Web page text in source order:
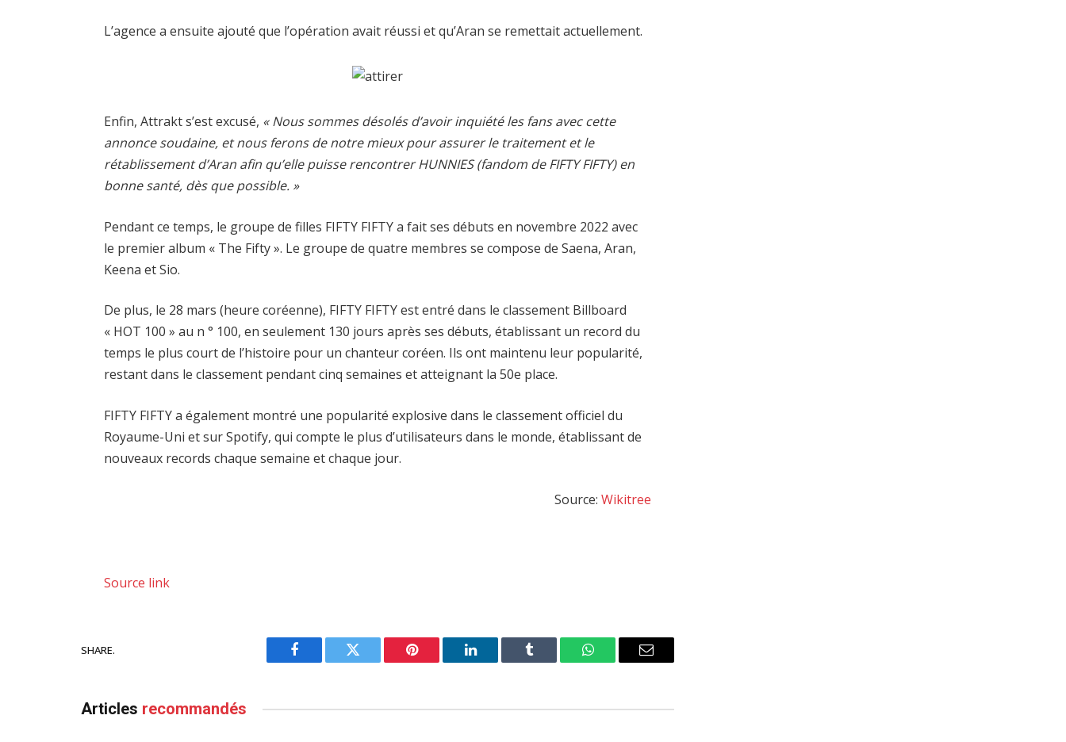
L’agence a ensuite ajouté que l’opération avait réussi et qu’Aran se remettait actuellement.
Enfin, Attrakt s’est excusé, « Nous sommes désolés d’avoir inquiété les fans avec cette
annonce soudaine, et nous ferons de notre mieux pour assurer le traitement et le
rétablissement d’Aran afin qu’elle puisse rencontrer HUNNIES (fandom de FIFTY FIFTY) en
bonne santé, dès que possible. »
Pendant ce temps, le groupe de filles FIFTY FIFTY a fait ses débuts en novembre 2022 avec
le premier album « The Fifty ». Le groupe de quatre membres se compose de Saena, Aran,
Keena et Sio.
De plus, le 28 mars (heure coréenne), FIFTY FIFTY est entré dans le classement Billboard
« HOT 100 » au n ° 100, en seulement 130 jours après ses débuts, établissant un record du
temps le plus court de l’histoire pour un chanteur coréen. Ils ont maintenu leur popularité,
restant dans le classement pendant cinq semaines et atteignant la 50e place.
FIFTY FIFTY a également montré une popularité explosive dans le classement officiel du
Royaume-Uni et sur Spotify, qui compte le plus d’utilisateurs dans le monde, établissant de
nouveaux records chaque semaine et chaque jour.
Source: Wikitree
Source link
SHARE.
Facebook Twitter Pinterest LinkedIn Tumblr WhatsAppEmail
Articles recommandés